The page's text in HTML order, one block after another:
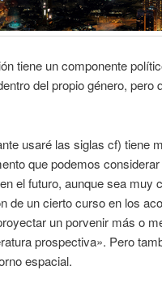
tiene un componente
del propio género, pero
usaré las siglas cf) tiene
que podemos
el futuro, aunque sea muy
de un cierto curso en los
un porvenir más o
prospectiva». Pero
espacial.